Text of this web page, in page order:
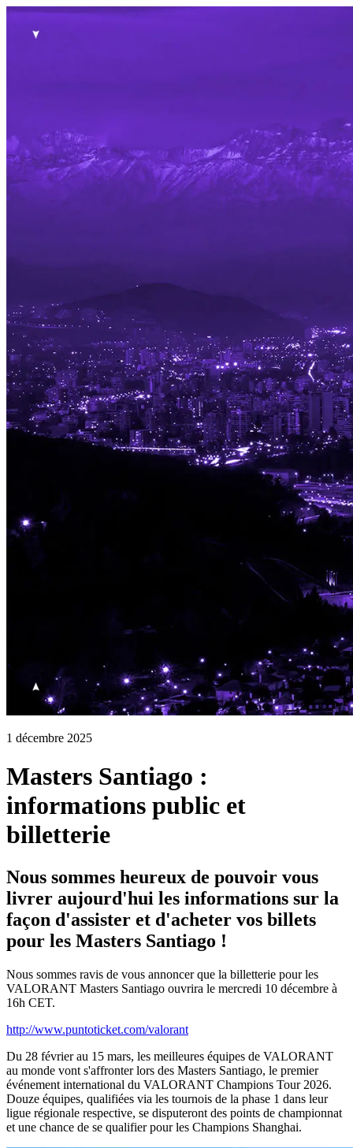
1 décembre 2025
Masters Santiago :
informations public et
billetterie
Nous sommes heureux de pouvoir vous
livrer aujourd'hui les informations sur la
façon d'assister et d'acheter vos billets
pour les Masters Santiago !
Nous sommes ravis de vous annoncer que la billetterie pour les
VALORANT Masters Santiago ouvrira le mercredi 10 décembre à
16h CET.
http://www.puntoticket.com/valorant
Du 28 février au 15 mars, les meilleures équipes de VALORANT
au monde vont s'affronter lors des Masters Santiago, le premier
événement international du VALORANT Champions Tour 2026.
Douze équipes, qualifiées via les tournois de la phase 1 dans leur
ligue régionale respective, se disputeront des points de championnat
et une chance de se qualifier pour les Champions Shanghai.